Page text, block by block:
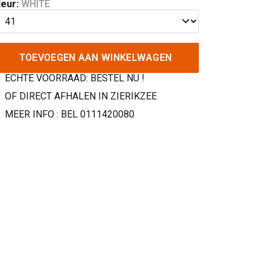
WHITE
TOEVOEGEN AAN WINKELWAGEN
ECHTE VOORRAAD: BESTEL NU !
OF DIRECT AFHALEN IN ZIERIKZEE
MEER INFO : BEL 0111420080